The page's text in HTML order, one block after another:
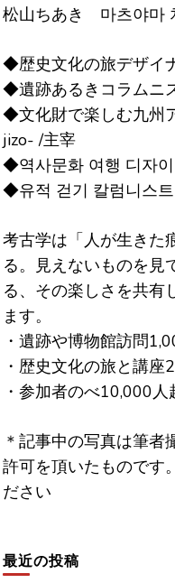
松山ちあき 마츠야마
◆歴史文化の旅デザイ
◆遺跡あるきコラムニ
◆文化財で楽しむ九州
jizo- /主宰
◆역사문화 여행 디자
◆유적 걷기 칼럼니스트
考古学は「人が生きた
る。見えないものを見
る、その楽しさを共有
ます。
・遺跡や博物館訪問
・歴史文化の旅と講座
・参加者のべ10,000人
＊記事中の写真は筆者
許可を頂いたものです
ださい
最近の投稿